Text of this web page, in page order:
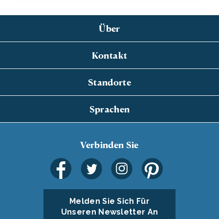
Über
Kontakt
Standorte
Sprachen
Verbinden Sie
Melden Sie Sich Für
Unseren Newsletter An